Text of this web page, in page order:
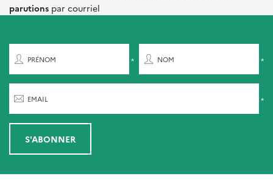
parutions par courriel
PRÉNOM NOM
EMAIL
S'ABONNER